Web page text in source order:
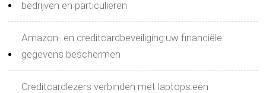
bedrijven en particulieren
Amazon- en creditcardbeveiliging:uw financiële
gegevens beschermen
Creditcardlezers verbinden met laptops:een